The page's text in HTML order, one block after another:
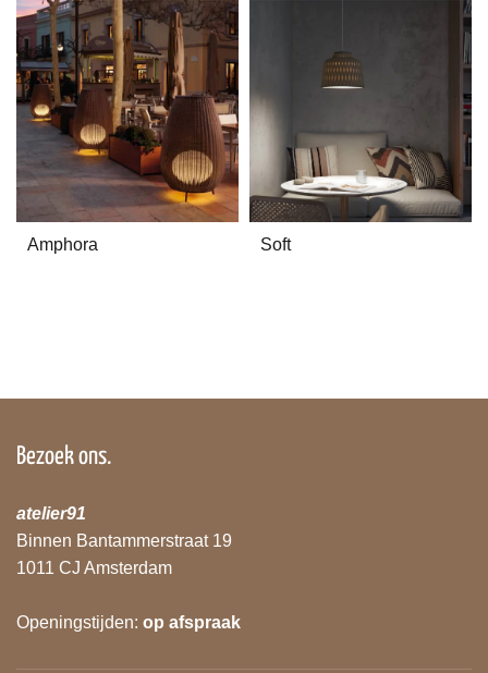
Amphora Soft
Bezoek ons.
atelier91
Binnen Bantammerstraat 19
1011 CJ Amsterdam
Openingstijden: op afspraak